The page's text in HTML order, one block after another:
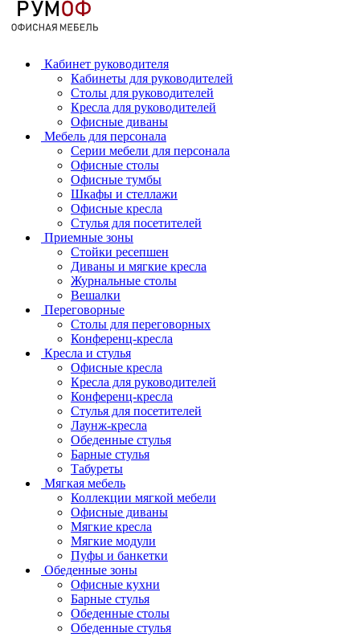
Кабинет руководителя
Кабинеты для руководителей
Столы для руководителей
Кресла для руководителей
Офисные диваны
Мебель для персонала
Серии мебели для персонала
Офисные столы
Офисные тумбы
Шкафы и стеллажи
Офисные кресла
Стулья для посетителей
Приемные зоны
Стойки ресепшен
Диваны и мягкие кресла
Журнальные столы
Вешалки
Переговорные
Столы для переговорных
Конференц-кресла
Кресла и стулья
Офисные кресла
Кресла для руководителей
Конференц-кресла
Стулья для посетителей
Лаунж-кресла
Обеденные стулья
Барные стулья
Табуреты
Мягкая мебель
Коллекции мягкой мебели
Офисные диваны
Мягкие кресла
Мягкие модули
Пуфы и банкетки
Обеденные зоны
Офисные кухни
Барные стулья
Обеденные столы
Обеденные стулья